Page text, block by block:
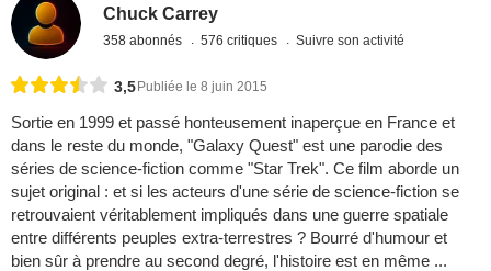
Chuck Carrey
358 abonnés 576 critiques Suivre son activité
3,5Publiée le 8 juin 2015
Sortie en 1999 et passé honteusement inaperçue en France et
dans le reste du monde, "Galaxy Quest" est une parodie des
séries de science-fiction comme "Star Trek". Ce film aborde un
sujet original : et si les acteurs d'une série de science-fiction se
retrouvaient véritablement impliqués dans une guerre spatiale
entre différents peuples extra-terrestres ? Bourré d'humour et
bien sûr à prendre au second degré, l'histoire est en même ...